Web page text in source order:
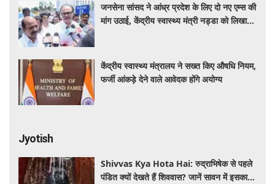
जनसेना सांसद ने आंध्र प्रदेश के लिए दो नए एम्स की
मांग उठाई, केंद्रीय स्वास्थ्य मंत्री नड्डा को लिखा
केंद्रीय स्वास्थ्य मंत्रालय ने सख्त किए औषधि नियम,
फर्जी आंकड़े देने वाले आवेदक होंगे अयोग्य
Jyotish
Shivvas Kya Hota Hai: रुद्राभिषेक से पहले
पंडित क्यों देखते हैं शिववास? जानें सावन में इसका